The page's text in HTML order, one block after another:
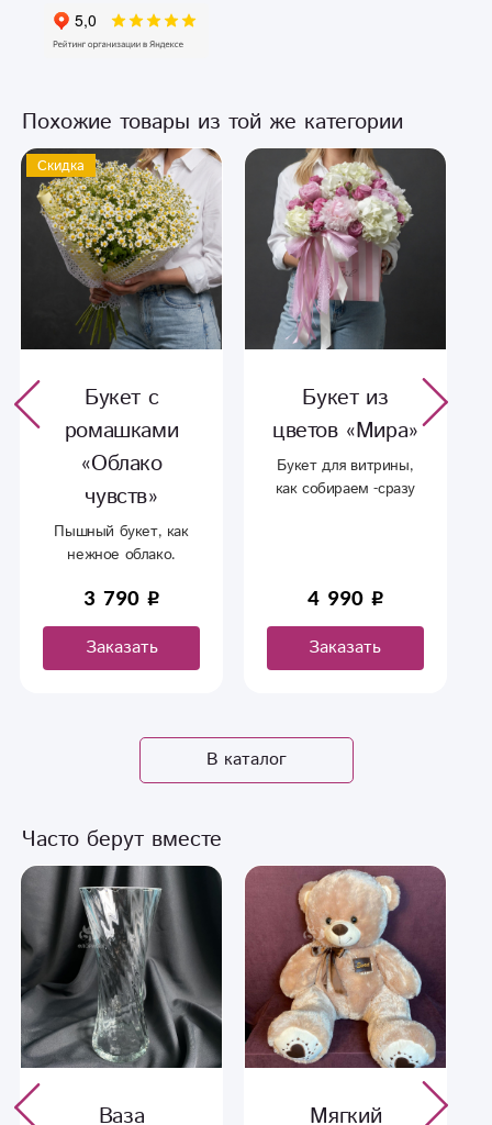
Похожие товары из той же категории
Скидка
Букет с
ромашками
«Облако
чувств»
Пышный букет, как
нежное облако.
оформление с
доставкой В
Сыктывкаре.
3 790
Заказать
Букет из
цветов «Мира»
Букет для витрины,
как собираем -сразу
Как поступит оплата
за букет, мы сразу же
вызываем доставку!
Живое фото!
4 990
Заказать
В каталог
Часто берут вместе
Ваза Мягкий